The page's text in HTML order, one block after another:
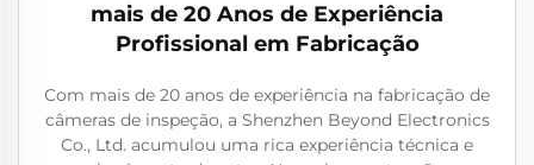
mais de 20 Anos de Experiência
Profissional em Fabricação
Com mais de 20 anos de experiência na fabricação de
câmeras de inspeção, a Shenzhen Beyond Electronics
Co., Ltd. acumulou uma rica experiência técnica e